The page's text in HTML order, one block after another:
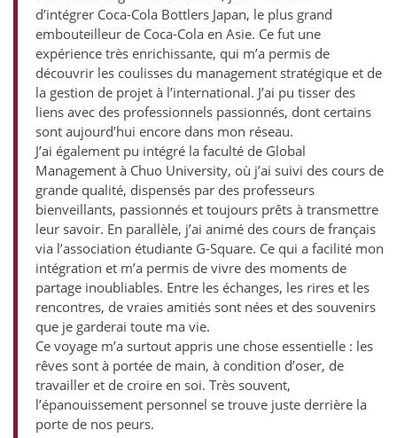
d’intégrer Coca-Cola Bottlers Japan, le plus grand
embouteilleur de Coca-Cola en Asie. Ce fut une
expérience très enrichissante, qui m’a permis de
découvrir les coulisses du management stratégique et de
la gestion de projet à l’international. J’ai pu tisser des
liens avec des professionnels passionnés, dont certains
sont aujourd’hui encore dans mon réseau.
J’ai également pu intégré la faculté de Global
Management à Chuo University, où j’ai suivi des cours de
grande qualité, dispensés par des professeurs
bienveillants, passionnés et toujours prêts à transmettre
leur savoir. En parallèle, j’ai animé des cours de français
via l’association étudiante G-Square. Ce qui a facilité mon
intégration et m’a permis de vivre des moments de
partage inoubliables. Entre les échanges, les rires et les
rencontres, de vraies amitiés sont nées et des souvenirs
que je garderai toute ma vie.
Ce voyage m’a surtout appris une chose essentielle : les
rêves sont à portée de main, à condition d’oser, de
travailler et de croire en soi. Très souvent,
l’épanouissement personnel se trouve juste derrière la
porte de nos peurs.